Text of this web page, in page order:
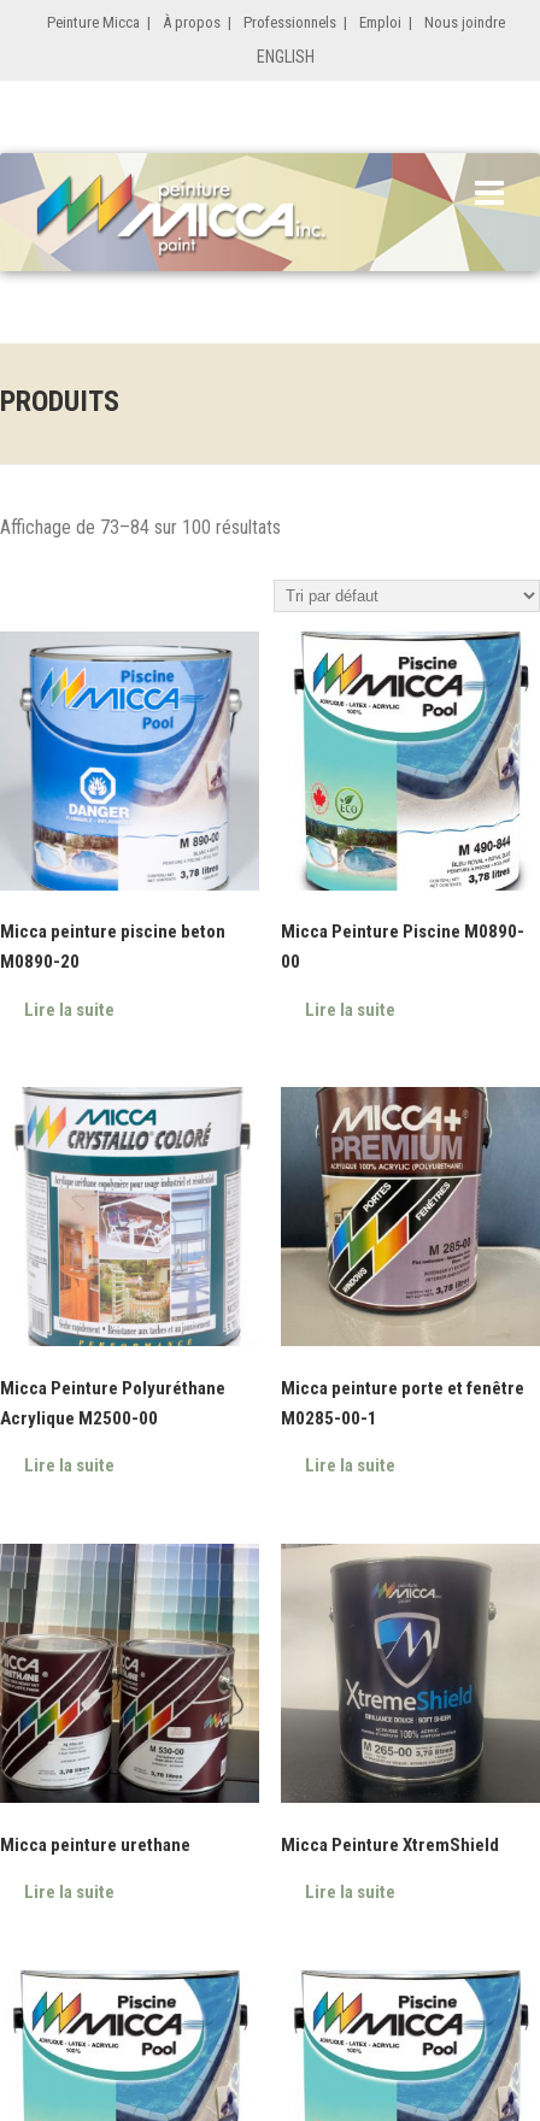
Peinture Micca | À propos | Professionnels | Emploi | Nous joindre
ENGLISH
PRODUITS
Affichage de 73–84 sur 100 résultats
Micca peinture piscine beton
M0890-20
Lire la suite
Micca Peinture Piscine M0890-
00
Lire la suite
Micca Peinture Polyuréthane
Acrylique M2500-00
Lire la suite
Micca peinture porte et fenêtre
M0285-00-1
Lire la suite
Micca peinture urethane
Lire la suite
Micca Peinture XtremShield
Lire la suite